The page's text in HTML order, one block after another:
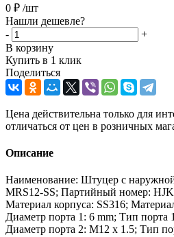
0 ₽ /шт
Нашли дешевле?
-
+
В корзину
Купить в 1 клик
Поделиться
Цена действительна только для
отличаться от цен в розничных
Описание
Наименование: Штуцер с
MRS12-SS; Партийный номер:
Материал корпуса: SS316;
Диаметр порта 1: 6 mm; Тип
Диаметр порта 2: M12 x 1.5; Тип